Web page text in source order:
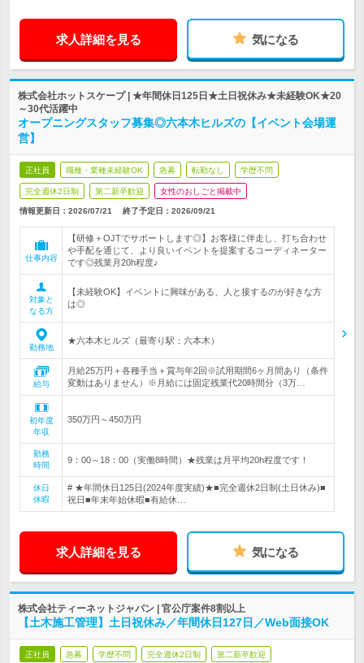
求人詳細を見る 気になる
株式会社ホットスケープ | ★年間休日125日★土日祝休み★未経験OK★20
～30代活躍中
オープニングスタッフ募集◎六本木ヒルズの【イベント会場運
営】
正社員 職種・業種未経験OK 急募 転勤なし 学歴不問
完全週休2日制 第二新卒歓迎 女性のおしごと掲載中
情報更新日：2026/07/21 終了予定日： 2026/09/21
仕事内容
【研修＋OJTでサポートします◎】お客様に伴走し、打ち合わせ
や手配を通じて、より良いイベントを提案するコーディネーター
です◎残業月20h程度♪
対象と
なる方
【未経験OK】イベントに興味がある、人と接するのが好きな方
は◎
勤務地
★六本木ヒルズ（最寄り駅：六本木）
給与
月給25万円＋各種手当＋賞与年2回※試用期間6ヶ月間あり（条件
変動はありません）※月給には固定残業代20時間分（3万…
初年度
年収
350万円～450万円
勤務
時間
9：00～18：00（実働8時間）★残業は月平均20h程度です！
休日
休暇
# ★年間休日125日(2024年度実績)★■完全週休2日制(土日休み)■
祝日■年末年始休暇■有給休…
求人詳細を見る 気になる
株式会社ティーネットジャパン | 官公庁案件8割以上
【土木施工管理】土日祝休み／年間休日127日／Web面接OK
正社員 急募 学歴不問 完全週休2日制 第二新卒歓迎